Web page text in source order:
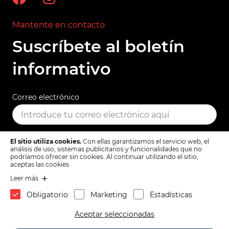
Rosetas cromadas para
manetas interiores de
puerta Fiat 500, 600, 126,
Mantente en contacto
Suscríbete al boletín
informativo
Correo electrónico
SUSCRIBIR
Términos y condiciones
Política de privacidad
El sitio utiliza cookies. Con ellas garantizamos el servicio web, el
análisis de uso, sistemas publicitarios y funcionalidades que no
podríamos ofrecer sin cookies. Al continuar utilizando el sitio,
aceptas las cookies.
Leer más
Obligatorio Marketing Estadísticas
Aceptar seleccionadas